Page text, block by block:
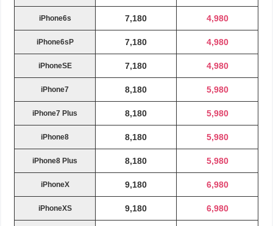
iPhone6s 7,180 4,980
iPhone6sP 7,180 4,980
iPhoneSE 7,180 4,980
iPhone7 8,180 5,980
iPhone7 Plus 8,180 5,980
iPhone8 8,180 5,980
iPhone8 Plus 8,180 5,980
iPhoneX 9,180 6,980
iPhoneXS 9,180 6,980